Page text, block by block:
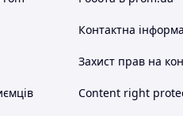
Контактна
Захист прав на
Content right